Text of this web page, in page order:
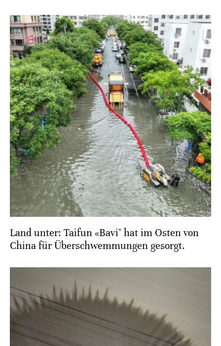
Land unter: Taifun «Bavi" hat im Osten von
China für Überschwemmungen gesorgt.